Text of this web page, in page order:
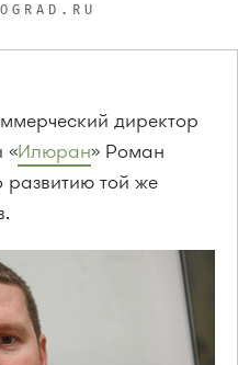
директор
«Илюран» Роман
той же